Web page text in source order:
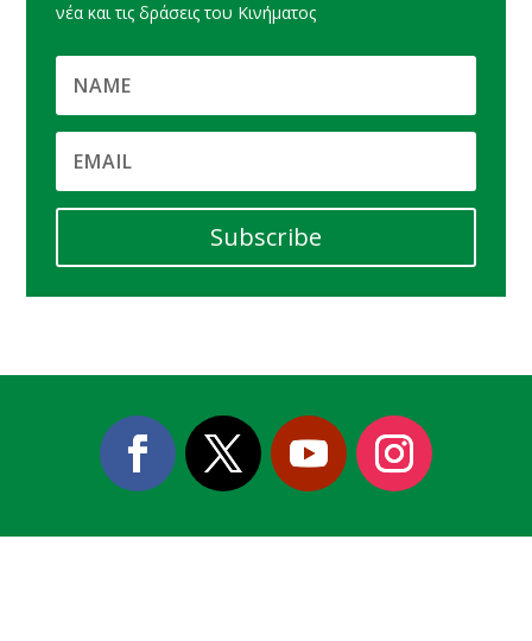
νέα και τις δράσεις του Κινήματος
Subscribe